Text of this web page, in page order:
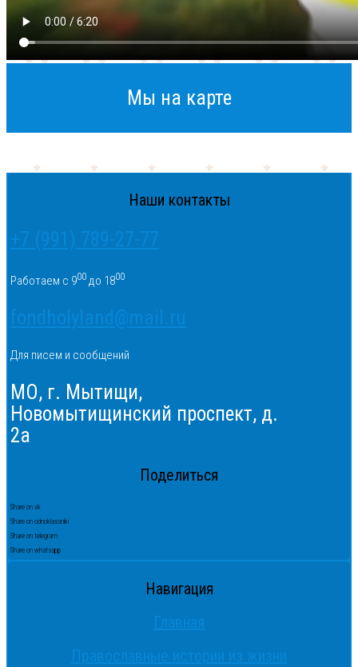
Мы на карте
Наши контакты
+7 (991) 789-27-77
Работаем с 900 до 1800
fondholyland@mail.ru
Для писем и сообщений
МО, г. Мытищи,
Новомытищинский проспект, д.
2а
Поделиться
Share on vk
Share on odnoklassniki
Share on telegram
Share on whatsapp
Навигация
Главная
Православные истории из жизни